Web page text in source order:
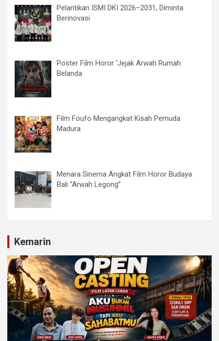
Pelantikan ISMI DKI 2026–2031, Diminta
Berinovasi
Poster Film Horor ‘Jejak Arwah Rumah
Belanda
Film Foufo Mengangkat Kisah Pemuda
Madura
Menara Sinema Angkat Film Horor Budaya
Bali “Arwah Legong”
Kemarin